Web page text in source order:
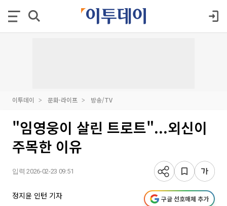
이투데이 문화·라이프 방송/TV
"임영웅이 살린 트로트"...외신이
주목한 이유
입력 2026-02-23 09:51
정지윤 인턴 기자 구글 선호매체 추가